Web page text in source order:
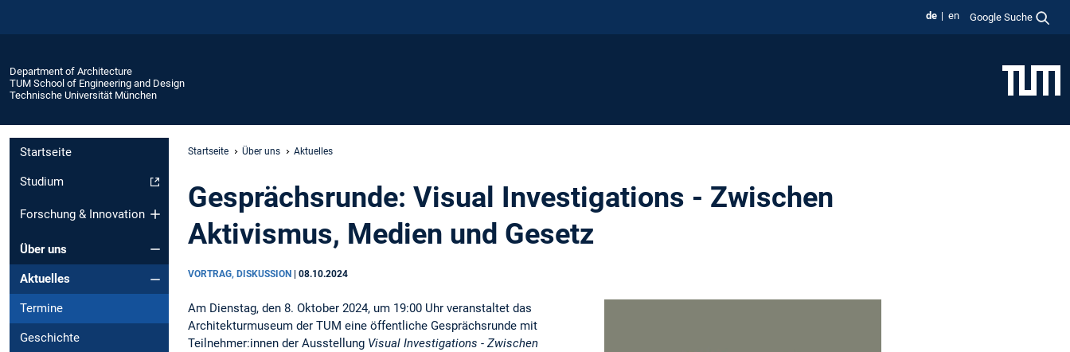
de en Google Suche
Department of Architecture
TUM School of Engineering and Design
Technische Universität München
Startseite
Studium
Forschung & Innovation
Über uns
Aktuelles
Termine
Geschichte
Startseite Über uns Aktuelles
Gesprächsrunde: Visual Investigations - Zwischen
Aktivismus, Medien und Gesetz
VORTRAG, DISKUSSION | 08.10.2024
Am Dienstag, den 8. Oktober 2024, um 19:00 Uhr veranstaltet das
Architekturmuseum der TUM eine öffentliche Gesprächsrunde mit
Teilnehmer:innen der Ausstellung Visual Investigations - Zwischen